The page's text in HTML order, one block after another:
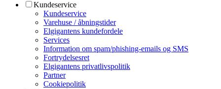
Kundeservice
Kundeservice
Varehuse / åbningstider
Elgigantens kundefordele
Services
Information om spam/phishing-emails og SMS
Fortrydelsesret
Elgigantens privatlivspolitik
Partner
Cookiepolitik